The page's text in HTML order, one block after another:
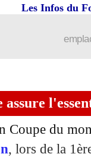
Les Infos du
assure
Coupe du
, lors de la
Diouf en
en mission
étoiles du
à l’exploit
voit un